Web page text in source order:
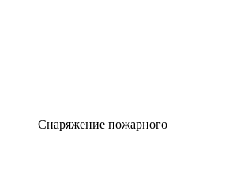
Снаряжение пожарного